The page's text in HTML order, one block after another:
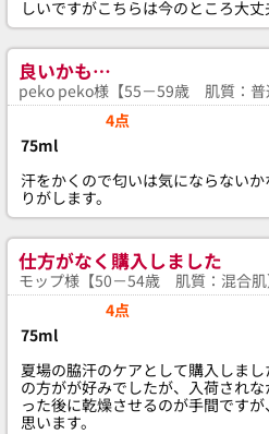
しいですがこちらは今のところ大丈
良いかも…
peko peko様【55－59歳 肌質：普
4点
75ml
汗をかくので匂いは気にならない
りがします。
仕方がなく購入しました
モップ様【50－54歳 肌質：混合肌
4点
75ml
夏場の脇汗のケアとして購入しま
の方がが好みでしたが、入荷され
った後に乾燥させるのが手間です
思います。